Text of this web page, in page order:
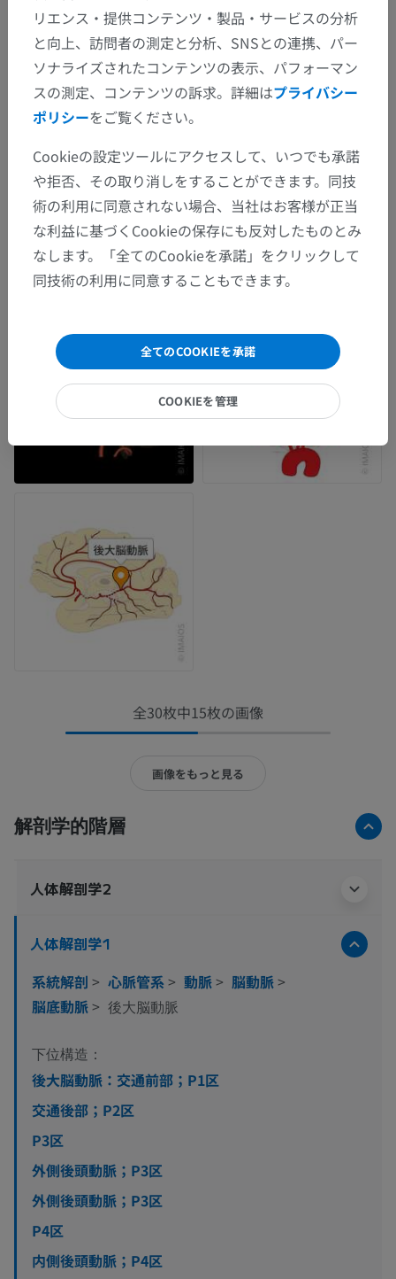
全30枚中15枚の画像
画像をもっと見る
解剖学的階層
人体解剖学2
人体解剖学1
系統解剖 > 心脈管系> 動脈> 脳動脈>
脳底動脈> 後大脳動脈
下位構造：
後大脳動脈：交通前部；P1区
交通後部；P2区
P3区
外側後頭動脈；P3区
外側後頭動脈；P3区
P4区
内側後頭動脈；P4区
リエンス・提供コンテンツ・製品・サービスの分析
と向上、訪問者の測定と分析、SNSとの連携、パー
ソナライズされたコンテンツの表示、パフォーマン
スの測定、コンテンツの訴求。詳細はプライバシー
ポリシーをご覧ください。
Cookieの設定ツールにアクセスして、いつでも承諾
や拒否、その取り消しをすることができます。同技
術の利用に同意されない場合、当社はお客様が正当
な利益に基づくCookieの保存にも反対したものとみ
なします。「全てのCookieを承諾」をクリックして
同技術の利用に同意することもできます。
全てのCOOKIEを承諾
COOKIEを管理